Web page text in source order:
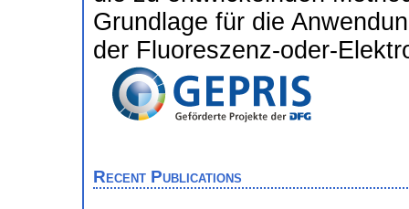
Grundlage für die
der Fluoreszenz-oder-
Recent Publications